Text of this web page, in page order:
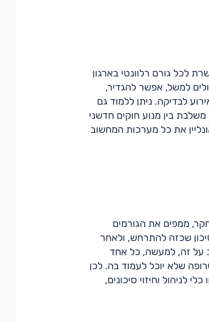
לכל גורם רלוונטי בארגון
למשל, אפשר להגדיר,
לבדיקה. ניתן ללמוד גם
בין מנוע חוקים חדשני
את כל מערכות המחשוב
ממפים את הגורמים
שכזה להתרחש, ולאחר
על זה, למעשה, כל אחד
שלא יוכל לעמוד בה. לכן
לניהול וחיזוי סיכונים,